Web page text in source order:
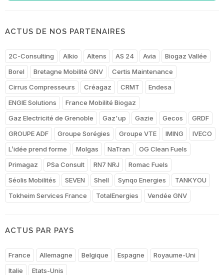
ACTUS DE NOS PARTENAIRES
2C-Consulting Alkio Altens AS 24 Avia
Biogaz Vallée
Borel
Bretagne Mobilité GNV
Certis Maintenance
Cirrus Compresseurs
Créagaz CRMT
Endesa
ENGIE Solutions
France Mobilité Biogaz
Gaz Electricité de Grenoble
Gaz'up Gazie Gecos
GRDF
GROUPE ADF
Groupe Sorégies Groupe VTE IMING
IVECO
L’idée prend forme
Molgas NaTran
OG Clean Fuels
Primagaz
PSa Consult RN7 NRJ
Romac Fuels
Séolis Mobilités
SEVEN Shell Synqo Energies
TANKYOU
Tokheim Services France
TotalEnergies Vendée GNV
ACTUS PAR PAYS
France Allemagne Belgique Espagne
Royaume-Uni
Italie
Etats-Unis